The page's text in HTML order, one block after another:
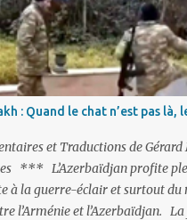
Avec en perspective, une épée
dessus de la tête - la fin des
de mort est rétablie ; Et des
Unis : «Si Gülen n'est pas
relations bilatérales à cause
turc de la Justice, Bekir
: Quand le chat n’est pas là,
et Traductions de
*** L’Azerbaïdjan profite
à la guerre-éclair et surtout du
l’Arménie et l’Azerbaïdjan.